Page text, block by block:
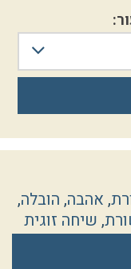
, אהבה, הובלה,
, שיחה זוגית